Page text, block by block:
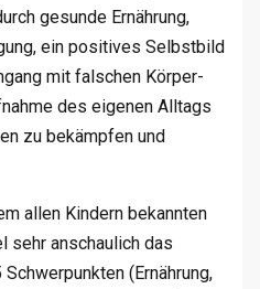
gesunde Ernährung,
ein positives Selbstbild
mit falschen Körper-
des eigenen Alltags
zu bekämpfen und
allen Kindern bekannten
sehr anschaulich das
(Ernährung,